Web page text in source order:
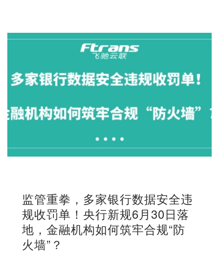
监管重拳，多家银行数据安全违
规收罚单！央行新规6月30日落
地，金融机构如何筑牢合规“防
火墙”？